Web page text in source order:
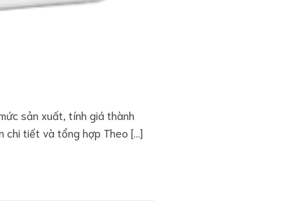
sản xuất, tính giá thành
chi tiết và tổng hợp Theo […]